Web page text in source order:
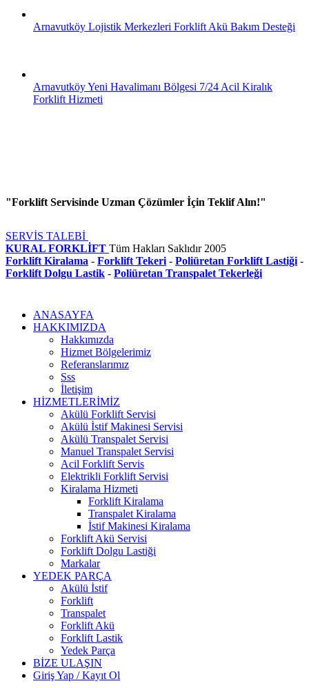
Arnavutköy Lojistik Merkezleri Forklift Akü Bakım Desteği
Arnavutköy Yeni Havalimanı Bölgesi 7/24 Acil Kiralık
Forklift Hizmeti
"Forklift Servisinde Uzman Çözümler İçin Teklif Alın!"
SERVİS TALEBİ
KURAL FORKLİFT Tüm Hakları Saklıdır 2005
Forklift Kiralama - Forklift Tekeri - Poliüretan Forklift Lastiği -
Forklift Dolgu Lastik - Poliüretan Transpalet Tekerleği
ANASAYFA
HAKKIMIZDA
Hakkımızda
Hizmet Bölgelerimiz
Referanslarımız
Sss
İletişim
HİZMETLERİMİZ
Akülü Forklift Servisi
Akülü İstif Makinesi Servisi
Akülü Transpalet Servisi
Manuel Transpalet Servisi
Acil Forklift Servis
Elektrikli Forklift Servisi
Kiralama Hizmeti
Forklift Kiralama
Transpalet Kiralama
İstif Makinesi Kiralama
Forklift Akü Servisi
Forklift Dolgu Lastiği
Markalar
YEDEK PARÇA
Akülü İstif
Forklift
Transpalet
Forklift Akü
Forklift Lastik
Yedek Parça
BİZE ULAŞIN
Giriş Yap / Kayıt Ol